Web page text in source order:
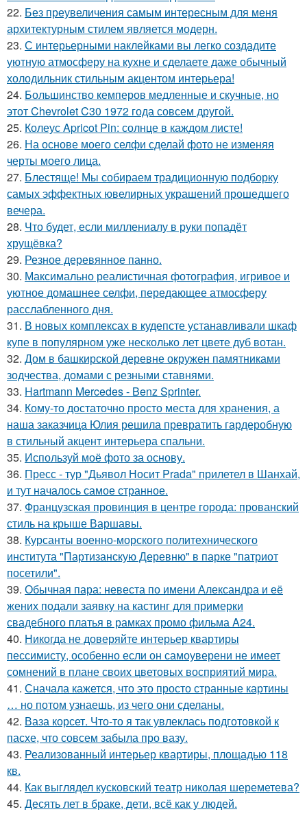
22. Без преувеличения самым интересным для меня
архитектурным стилем является модерн.
23. С интерьерными наклейками вы легко создадите
уютную атмосферу на кухне и сделаете даже обычный
холодильник стильным акцентом интерьера!
24. Большинство кемперов медленные и скучные, но
этот Chevrolet C30 1972 года совсем другой.
25. Колеус Apricot Pin: солнце в каждом листе!
26. На основе моего селфи сделай фото не изменяя
черты моего лица.
27. Блестяще! Мы собираем традиционную подборку
самых эффектных ювелирных украшений прошедшего
вечера.
28. Что будет, если миллениалу в руки попадёт
хрущёвка?
29. Резное деревянное панно.
30. Максимально реалистичная фотография, игривое и
уютное домашнее селфи, передающее атмосферу
расслабленного дня.
31. В новых комплексах в кудепсте устанавливали шкаф
купе в популярном уже несколько лет цвете дуб вотан.
32. Дом в башкирской деревне окружен памятниками
зодчества, домами с резными ставнями.
33. Hartmann Mercedes - Benz Sprinter.
34. Кому-то достаточно просто места для хранения, а
наша заказчица Юлия решила превратить гардеробную
в стильный акцент интерьера спальни.
35. Используй моё фото за основу.
36. Пресс - тур "Дьявол Носит Prada" прилетел в Шанхай,
и тут началось самое странное.
37. Французская провинция в центре города: прованский
стиль на крыше Варшавы.
38. Курсанты военно-морского политехнического
института "Партизанскую Деревню" в парке "патриот
посетили".
39. Обычная пара: невеста по имени Александра и её
жених подали заявку на кастинг для примерки
свадебного платья в рамках промо фильма A24.
40. Никогда не доверяйте интерьер квартиры
пессимисту, особенно если он самоуверени не имеет
сомнений в плане своих цветовых восприятий мира.
41. Сначала кажется, что это просто странные картины
… но потом узнаешь, из чего они сделаны.
42. Ваза корсет. Что-то я так увлеклась подготовкой к
пасхе, что совсем забыла про вазу.
43. Реализованный интерьер квартиры, площадью 118
кв.
44. Как выглядел кусковский театр николая шереметева?
45. Десять лет в браке, дети, всё как у людей.